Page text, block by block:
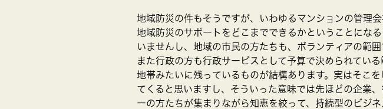
地域防災の件もそうですが、いわゆるマンションの管理
地域防災のサポートをどこまでできるかということにな
いませんし、地域の市民の方たちも、ボランティアの範
また行政の方も行政サービスとして予算で決められてい
地帯みたいに残っているものが結構あります。実はそこ
てくると思いますし、そういった意味では先ほどの企業
ーの方たちが集まりながら知恵を絞って、持続型のビジ